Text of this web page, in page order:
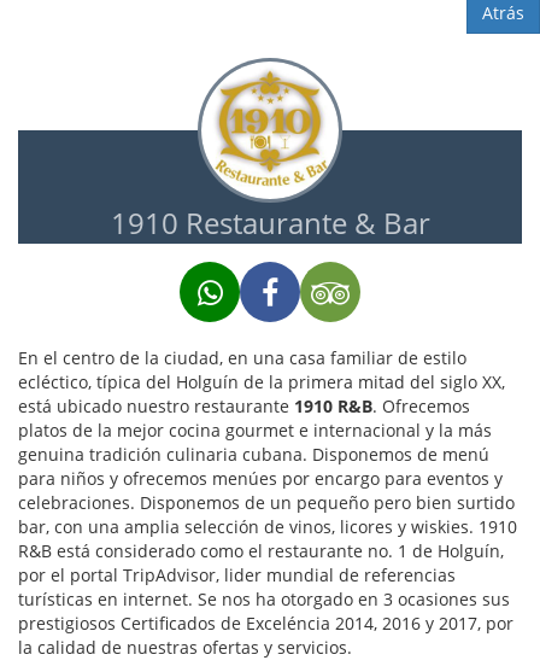
Atrás
1910 Restaurante & Bar
En el centro de la ciudad, en una casa familiar de estilo
ecléctico, típica del Holguín de la primera mitad del siglo XX,
está ubicado nuestro restaurante 1910 R&B. Ofrecemos
platos de la mejor cocina gourmet e internacional y la más
genuina tradición culinaria cubana. Disponemos de menú
para niños y ofrecemos menúes por encargo para eventos y
celebraciones. Disponemos de un pequeño pero bien surtido
bar, con una amplia selección de vinos, licores y wiskies. 1910
R&B está considerado como el restaurante no. 1 de Holguín,
por el portal TripAdvisor, lider mundial de referencias
turísticas en internet. Se nos ha otorgado en 3 ocasiones sus
prestigiosos Certificados de Exceléncia 2014, 2016 y 2017, por
la calidad de nuestras ofertas y servicios.